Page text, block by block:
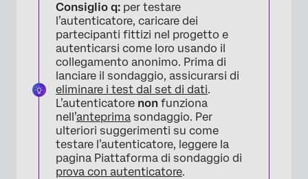
Consiglio q: per testare
l’autenticatore, caricare dei
partecipanti fittizi nel progetto e
autenticarsi come loro usando il
collegamento anonimo. Prima di
lanciare il sondaggio, assicurarsi di
eliminare i test dal set di dati.
L’autenticatore non funziona
nell’anteprima sondaggio. Per
ulteriori suggerimenti su come
testare l’autenticatore, leggere la
pagina Piattaforma di sondaggio di
prova con autenticatore.